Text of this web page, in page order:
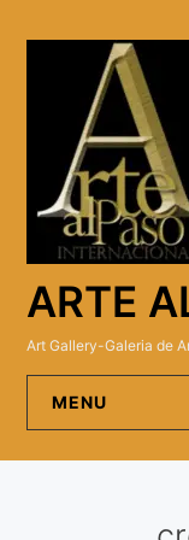
ARTE
Art Gallery-Galeria de
MENU